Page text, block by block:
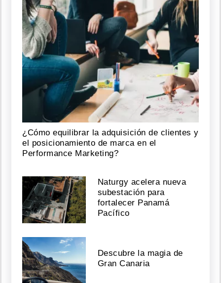
¿Cómo equilibrar la adquisición de clientes y
el posicionamiento de marca en el
Performance Marketing?
Naturgy acelera nueva
subestación para
fortalecer Panamá
Pacífico
Descubre la magia de
Gran Canaria